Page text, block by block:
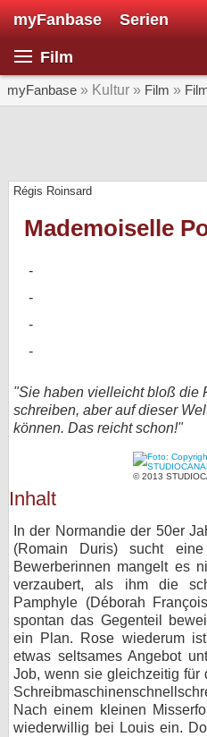
myFanbase Serien
Film
myFanbase » Kultur » Film »
Régis Roinsard
Mademoiselle
"Sie haben vielleicht bloß die
schreiben, aber auf dieser
können. Das reicht schon!"
© 2013
Inhalt
In der Normandie der 50er
(Romain Duris) sucht
Bewerberinnen mangelt es
verzaubert, als ihm die
Pamphyle (Déborah
spontan das Gegenteil
ein Plan. Rose wiederum
etwas seltsames Angebot
Job, wenn sie gleichzeitig für
Nach einem kleinen
wiederwillig bei Louis ein.
SERIEN
bei X
bei